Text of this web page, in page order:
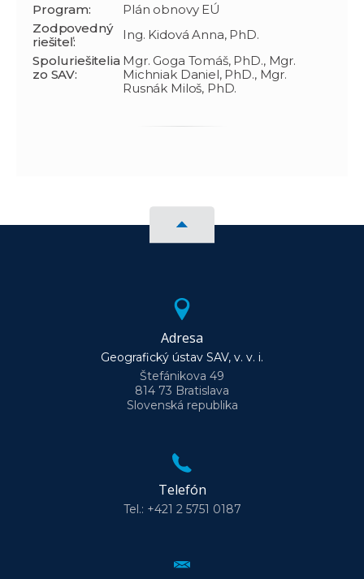
Program:
Plán obnovy EÚ
Zodpovedný
riešiteľ:
Ing. Kidová Anna, PhD.
Spoluriešitelia
zo SAV:
Mgr. Goga Tomáš, PhD., Mgr.
Michniak Daniel, PhD., Mgr.
Rusnák Miloš, PhD.
Adresa
Geografický ústav SAV, v. v. i.
Štefánikova 49
814 73 Bratislava
Slovenská republika
Telefón
Tel.: +421 2 5751 0187